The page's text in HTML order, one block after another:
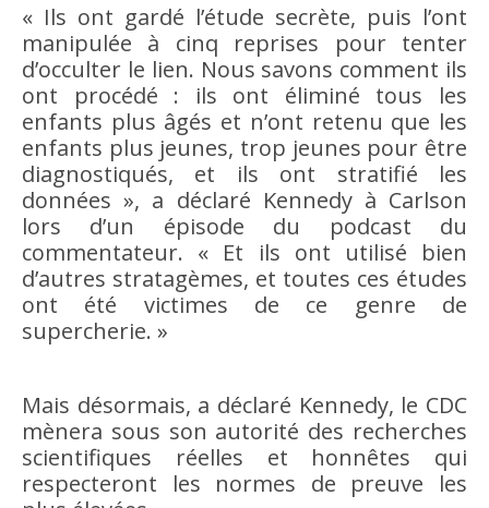
« Ils ont gardé l’étude secrète, puis l’ont
manipulée à cinq reprises pour tenter
d’occulter le lien. Nous savons comment ils
ont procédé : ils ont éliminé tous les
enfants plus âgés et n’ont retenu que les
enfants plus jeunes, trop jeunes pour être
diagnostiqués, et ils ont stratifié les
données », a déclaré Kennedy à Carlson
lors d’un épisode du podcast du
commentateur. « Et ils ont utilisé bien
d’autres stratagèmes, et toutes ces études
ont été victimes de ce genre de
supercherie. »
Mais désormais, a déclaré Kennedy, le CDC
mènera sous son autorité des recherches
scientifiques réelles et honnêtes qui
respecteront les normes de preuve les